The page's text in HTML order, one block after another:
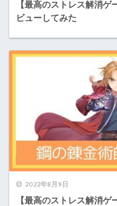
【最高のストレス解消
ビューしてみた
2022年8月9日
【最高のストレス解消ゲ